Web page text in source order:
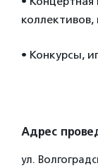
• Конкурсы,
Адрес
ул.